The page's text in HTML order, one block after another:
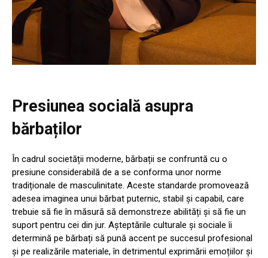
Presiunea socială asupra
bărbaților
În cadrul societății moderne, bărbații se confruntă cu o
presiune considerabilă de a se conforma unor norme
tradiționale de masculinitate. Aceste standarde promovează
adesea imaginea unui bărbat puternic, stabil și capabil, care
trebuie să fie în măsură să demonstreze abilități și să fie un
suport pentru cei din jur. Așteptările culturale și sociale îi
determină pe bărbați să pună accent pe succesul profesional
și pe realizările materiale, în detrimentul exprimării emoțiilor și